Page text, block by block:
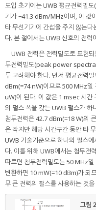
도입 초기에는 UWB 평균전력
기가 −41.3 dBm/MHz이며, 이 값
타 무선기기에 간섭을 주지 않는
다. 본 절에서는 UWB 신호의 전력
UWB 전력은 전력밀도로 표현
두전력밀도(peak power
두 고려해야 한다. 먼저 평균전력
dBm(=74 nW)이므로 500 MHz일
uW)이 된다. 이 값은 1 msec 시
의 펄스 폭을 갖는 UWB 펄스가 하
첨두전력은 42.7 dBm(=18 W)의
은 작지만 해당 시간구간 동안 타
UWB 기술기준으로 하나의 펄스
다. 이를 위해 UWB에서는 첨두전
따르면 첨두전력밀도는 50 MHz
변환하면 10 mW(=10 dBm)가 되
무 큰 전력의 펄스를 사용하는 것
그림